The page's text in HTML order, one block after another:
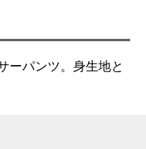
ーパンツ。身生地と